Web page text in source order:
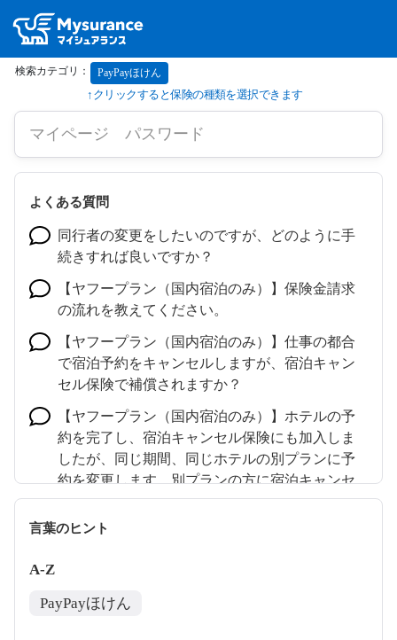
PayPayほけん
よくある質問
同行者の変更をしたいのですが、どのように手
続きすれば良いですか？
【ヤフープラン（国内宿泊のみ）】保険金請求
の流れを教えてください。
【ヤフープラン（国内宿泊のみ）】仕事の都合
で宿泊予約をキャンセルしますが、宿泊キャン
セル保険で補償されますか？
【ヤフープラン（国内宿泊のみ）】ホテルの予
約を完了し、宿泊キャンセル保険にも加入しま
したが、同じ期間、同じホテルの別プランに予
約を変更します。別プランの方に宿泊キャンセ
ル保険は付け替えられますか？
言葉のヒント
A-Z
PayPayほけん